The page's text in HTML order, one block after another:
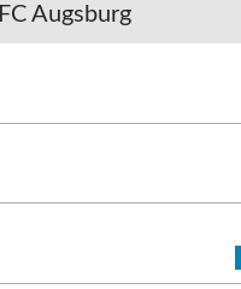
FC Augsburg